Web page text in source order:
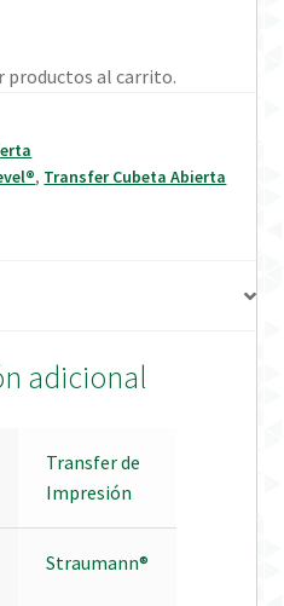
| Tienda Online!
productos al carrito.
, Transfer Cubeta Abierta
adicional
Transfer de
Impresión
Straumann®